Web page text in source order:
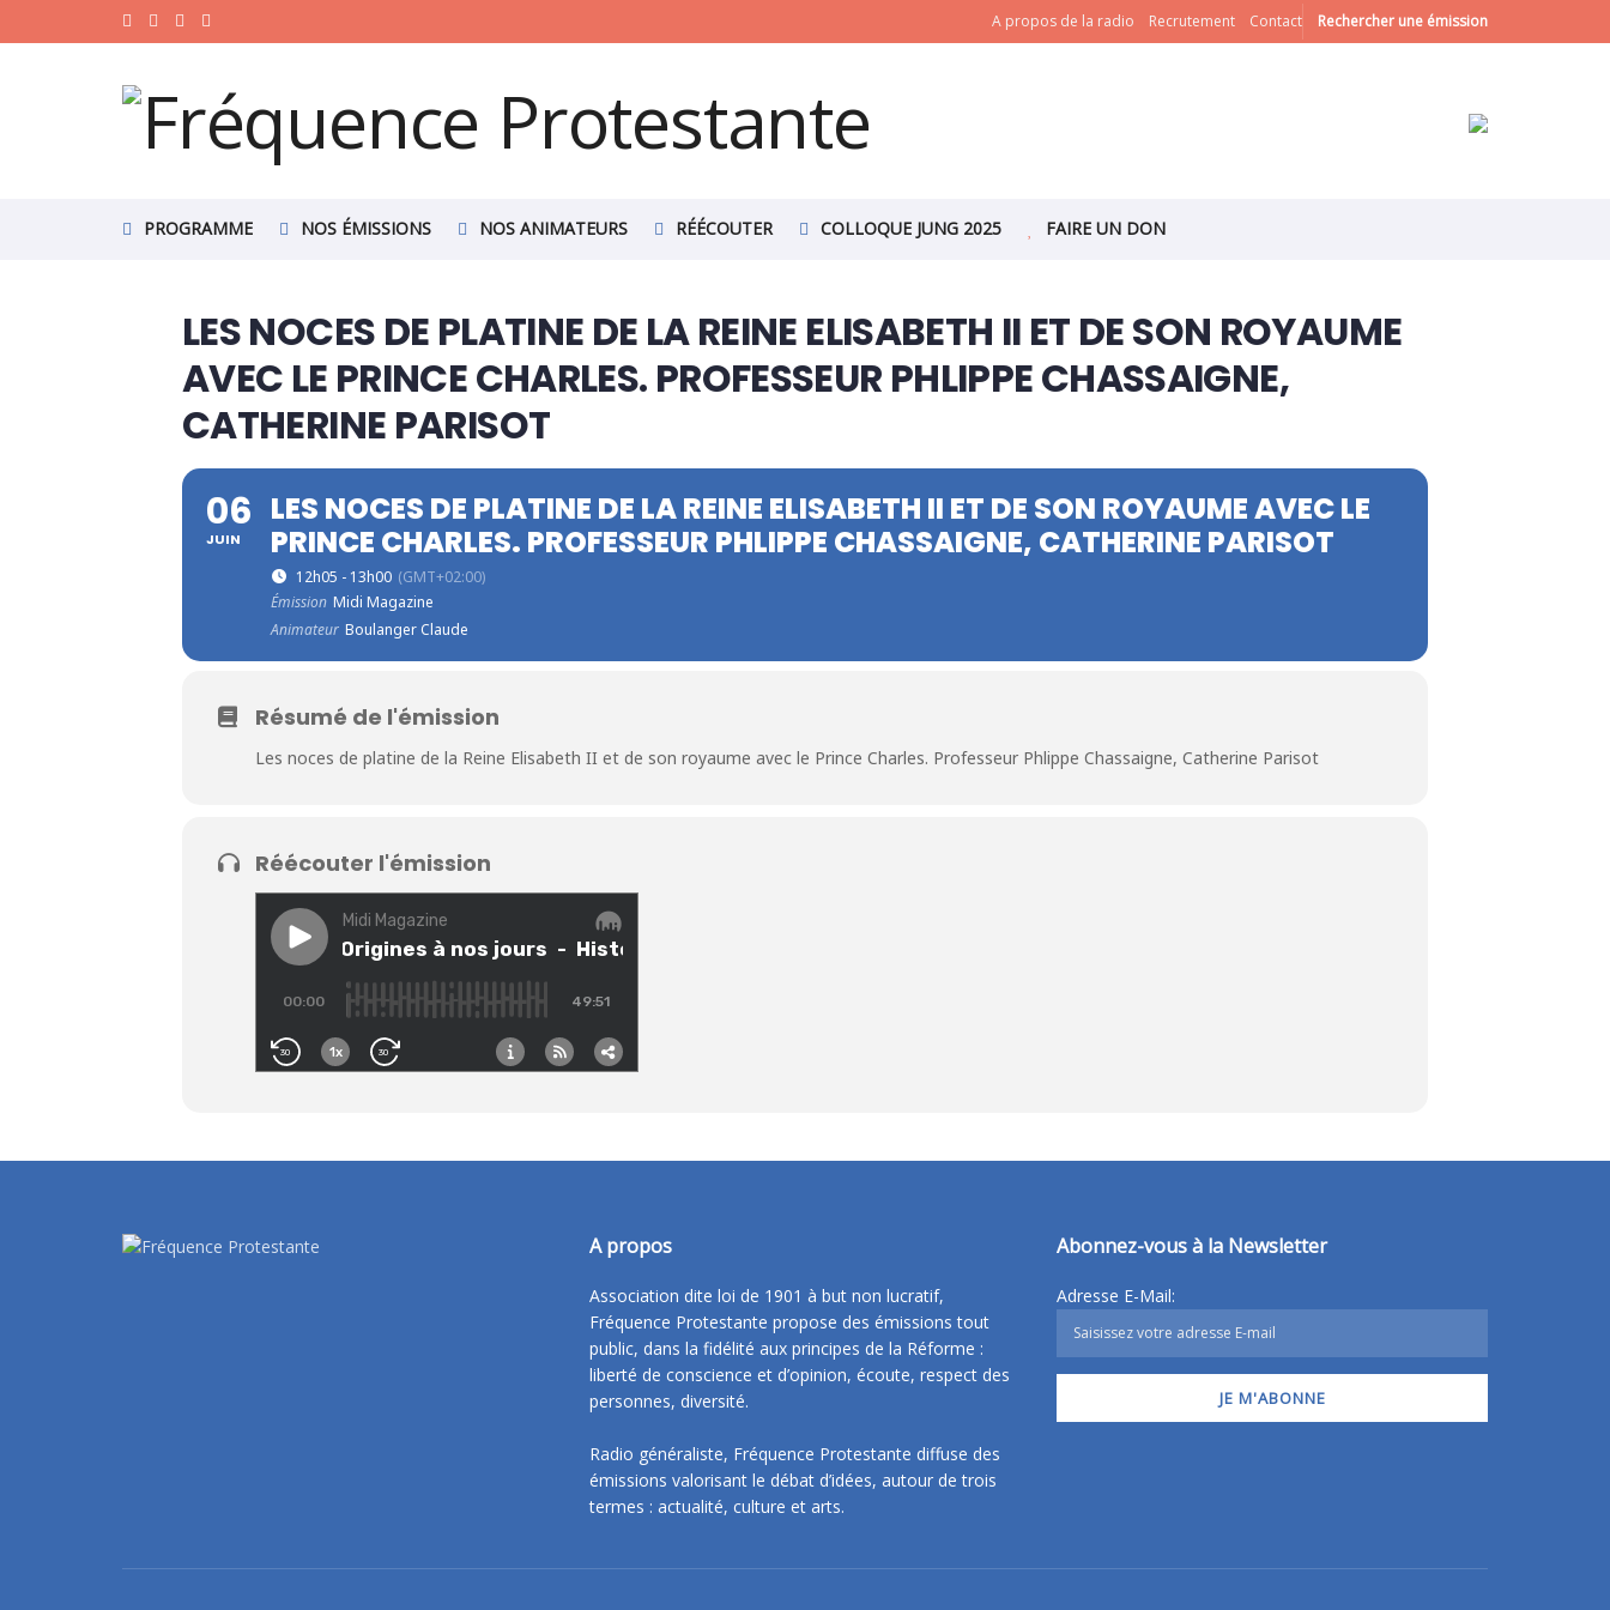
A propos de la radio Recrutement Contact Rechercher une émission
PROGRAMME NOS ÉMISSIONS NOS ANIMATEURS RÉÉCOUTER COLLOQUE JUNG 2025 FAIRE UN DON
LES NOCES DE PLATINE DE LA REINE ELISABETH II ET DE SON ROYAUME
AVEC LE PRINCE CHARLES. PROFESSEUR PHLIPPE CHASSAIGNE,
CATHERINE PARISOT
06
JUIN
LES NOCES DE PLATINE DE LA REINE ELISABETH II ET DE SON ROYAUME AVEC LE
PRINCE CHARLES. PROFESSEUR PHLIPPE CHASSAIGNE, CATHERINE PARISOT
12h05 - 13h00 (GMT+02:00)
Émission Midi Magazine
Animateur Boulanger Claude
Résumé de l'émission
Les noces de platine de la Reine Elisabeth II et de son royaume avec le Prince Charles. Professeur Phlippe Chassaigne, Catherine Parisot
Réécouter l'émission
A propos
Association dite loi de 1901 à but non lucratif,
Fréquence Protestante propose des émissions tout
public, dans la fidélité aux principes de la Réforme :
liberté de conscience et d’opinion, écoute, respect des
personnes, diversité.
Radio généraliste, Fréquence Protestante diffuse des
émissions valorisant le débat d’idées, autour de trois
termes : actualité, culture et arts.
Abonnez-vous à la Newsletter
Adresse E-Mail: